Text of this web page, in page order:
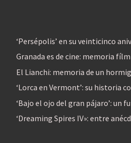
‘Persépolis’ en su veinticinco
Granada es de cine: memoria
El Lianchi: memoria de un
‘Lorca en Vermont’: su historia
‘Bajo el ojo del gran pájaro’: un
‘Dreaming Spires IV»: entre